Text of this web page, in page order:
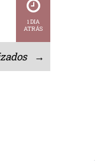
1 DIA
ATRÁS
→